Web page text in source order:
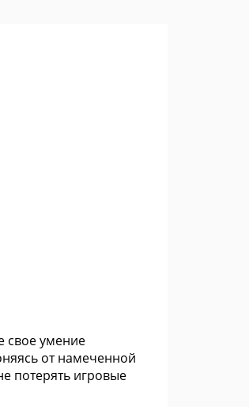
свое умение
от намеченной
потерять игровые